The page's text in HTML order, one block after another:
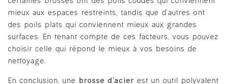
certaines brosses ont des poils coudés qui conviennent
mieux aux espaces restreints, tandis que d’autres ont
des poils plats qui conviennent mieux aux grandes
surfaces. En tenant compte de ces facteurs, vous pouvez
choisir celle qui répond le mieux à vos besoins de
nettoyage.
En conclusion, une brosse d’acier est un outil polyvalent